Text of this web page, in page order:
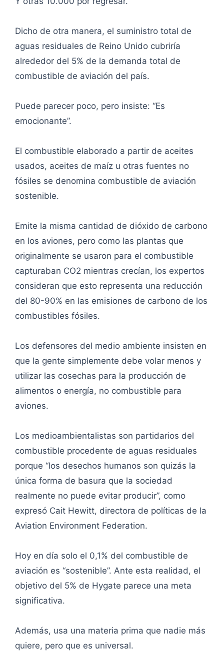
Dicho de otra manera, el suministro total de
aguas residuales de Reino Unido cubriría
alrededor del 5% de la demanda total de
combustible de aviación del país.
Puede parecer poco, pero insiste: “Es
emocionante”.
El combustible elaborado a partir de aceites
usados, aceites de maíz u otras fuentes no
fósiles se denomina combustible de aviación
sostenible.
Emite la misma cantidad de dióxido de carbono
en los aviones, pero como las plantas que
originalmente se usaron para el combustible
capturaban CO2 mientras crecían, los expertos
consideran que esto representa una reducción
del 80-90% en las emisiones de carbono de los
combustibles fósiles.
Los defensores del medio ambiente insisten en
que la gente simplemente debe volar menos y
utilizar las cosechas para la producción de
alimentos o energía, no combustible para
aviones.
Los medioambientalistas son partidarios del
combustible procedente de aguas residuales
porque “los desechos humanos son quizás la
única forma de basura que la sociedad
realmente no puede evitar producir”, como
expresó Cait Hewitt, directora de políticas de la
Aviation Environment Federation.
Hoy en día solo el 0,1% del combustible de
aviación es “sostenible”. Ante esta realidad, el
objetivo del 5% de Hygate parece una meta
significativa.
Además, usa una materia prima que nadie más
quiere, pero que es universal.